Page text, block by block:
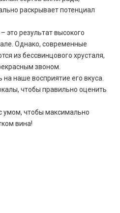
раскрывает потенциал
это результат высокого
Однако, современные
из бессвинцового хрусталя,
звоном.
наше восприятие его вкуса.
чтобы правильно оценить
умом, чтобы максимально
вина!